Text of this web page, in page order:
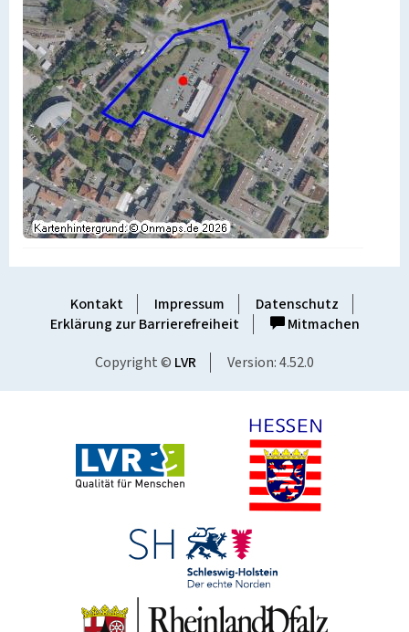
Kontakt Impressum
Datenschutz
Erklärung zur Barrierefreiheit
Mitmachen
Copyright © LVR Version: 4.52.0